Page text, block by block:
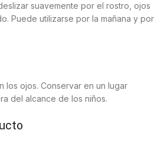
suavemente por el rostro, ojos
Puede utilizarse por la mañana y por
los ojos. Conservar en un lugar
del alcance de los niños.